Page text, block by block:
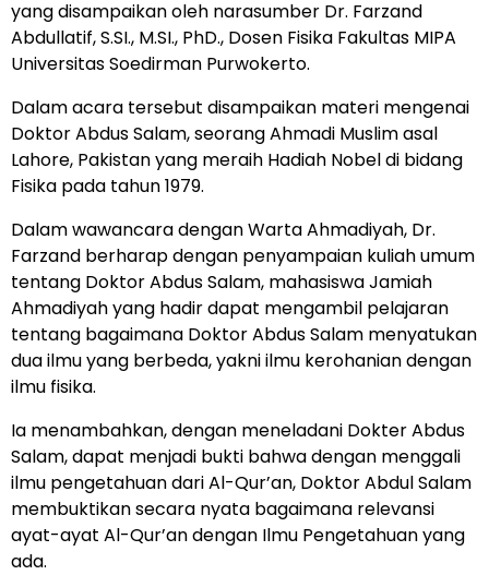
yang disampaikan oleh narasumber Dr. Farzand
Abdullatif, S.SI., M.SI., PhD., Dosen Fisika Fakultas MIPA
Universitas Soedirman Purwokerto.
Dalam acara tersebut disampaikan materi mengenai
Doktor Abdus Salam, seorang Ahmadi Muslim asal
Lahore, Pakistan yang meraih Hadiah Nobel di bidang
Fisika pada tahun 1979.
Dalam wawancara dengan Warta Ahmadiyah, Dr.
Farzand berharap dengan penyampaian kuliah umum
tentang Doktor Abdus Salam, mahasiswa Jamiah
Ahmadiyah yang hadir dapat mengambil pelajaran
tentang bagaimana Doktor Abdus Salam menyatukan
dua ilmu yang berbeda, yakni ilmu kerohanian dengan
ilmu fisika.
Ia menambahkan, dengan meneladani Dokter Abdus
Salam, dapat menjadi bukti bahwa dengan menggali
ilmu pengetahuan dari Al-Qur’an, Doktor Abdul Salam
membuktikan secara nyata bagaimana relevansi
ayat-ayat Al-Qur’an dengan Ilmu Pengetahuan yang
ada.